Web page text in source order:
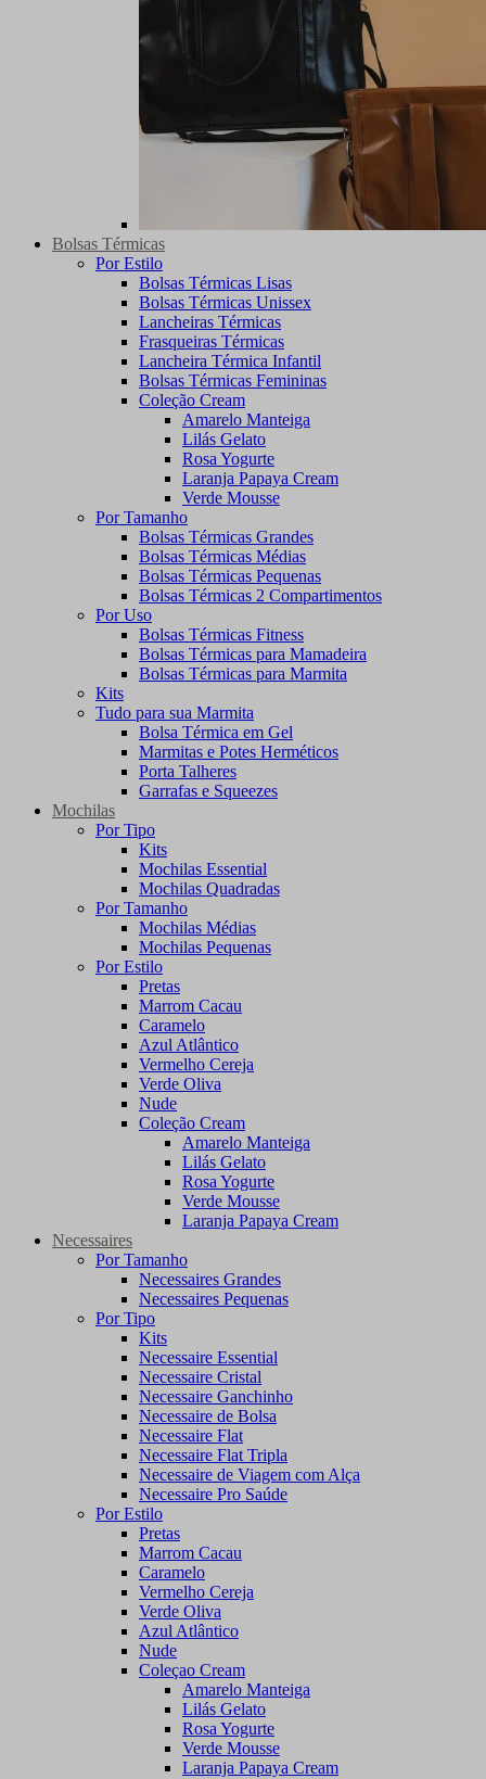
Bolsas Térmicas
Por Estilo
Bolsas Térmicas Lisas
Bolsas Térmicas Unissex
Lancheiras Térmicas
Frasqueiras Térmicas
Lancheira Térmica Infantil
Bolsas Térmicas Femininas
Coleção Cream
Amarelo Manteiga
Lilás Gelato
Rosa Yogurte
Laranja Papaya Cream
Verde Mousse
Por Tamanho
Bolsas Térmicas Grandes
Bolsas Térmicas Médias
Bolsas Térmicas Pequenas
Bolsas Térmicas 2 Compartimentos
Por Uso
Bolsas Térmicas Fitness
Bolsas Térmicas para Mamadeira
Bolsas Térmicas para Marmita
Kits
Tudo para sua Marmita
Bolsa Térmica em Gel
Marmitas e Potes Herméticos
Porta Talheres
Garrafas e Squeezes
Mochilas
Por Tipo
Kits
Mochilas Essential
Mochilas Quadradas
Por Tamanho
Mochilas Médias
Mochilas Pequenas
Por Estilo
Pretas
Marrom Cacau
Caramelo
Azul Atlântico
Vermelho Cereja
Verde Oliva
Nude
Coleção Cream
Amarelo Manteiga
Lilás Gelato
Rosa Yogurte
Verde Mousse
Laranja Papaya Cream
Necessaires
Por Tamanho
Necessaires Grandes
Necessaires Pequenas
Por Tipo
Kits
Necessaire Essential
Necessaire Cristal
Necessaire Ganchinho
Necessaire de Bolsa
Necessaire Flat
Necessaire Flat Tripla
Necessaire de Viagem com Alça
Necessaire Pro Saúde
Por Estilo
Pretas
Marrom Cacau
Caramelo
Vermelho Cereja
Verde Oliva
Azul Atlântico
Nude
Coleçao Cream
Amarelo Manteiga
Lilás Gelato
Rosa Yogurte
Verde Mousse
Laranja Papaya Cream